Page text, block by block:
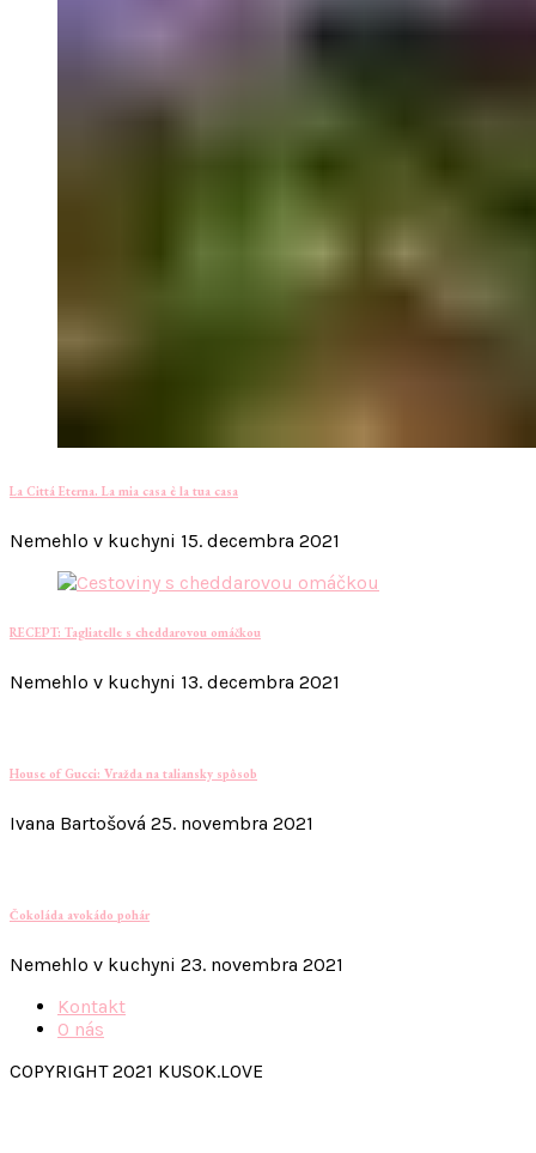
La Cittá Eterna. La mia casa è la tua casa
Nemehlo v kuchyni 15. decembra 2021
RECEPT: Tagliatelle s cheddarovou omáčkou
Nemehlo v kuchyni 13. decembra 2021
House of Gucci: Vražda na taliansky spôsob
Ivana Bartošová 25. novembra 2021
Čokoláda avokádo pohár
Nemehlo v kuchyni 23. novembra 2021
Kontakt
O nás
COPYRIGHT 2021 KUSOK.LOVE